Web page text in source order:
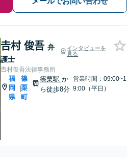
𠮷村 俊吾 弁
護士
インタビューを
見る
𠮷村俊吾法律事務所
福
岡
県
|
篠
栗
町
篠栗駅 か
ら徒歩8分
営業時間：09:00~1
9:00（平日）